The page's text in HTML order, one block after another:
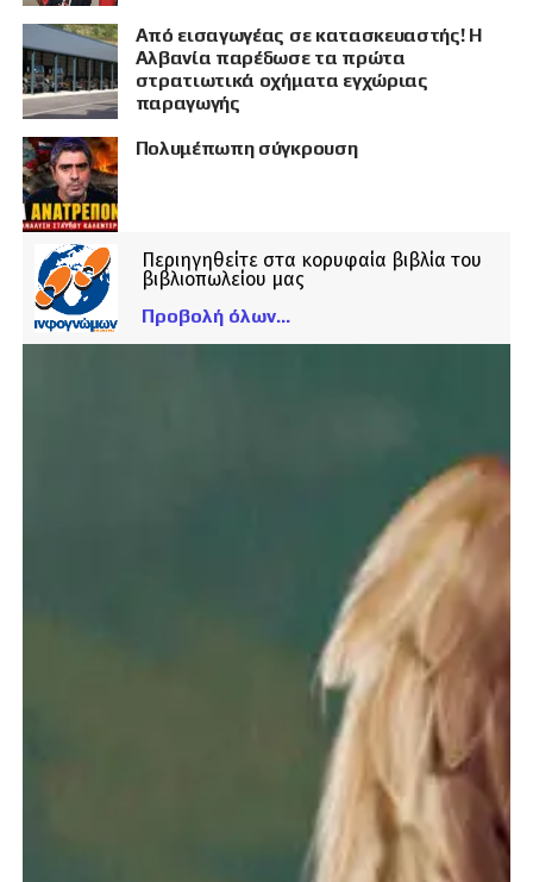
Από εισαγωγέας σε κατασκευαστής! Η
Αλβανία παρέδωσε τα πρώτα
στρατιωτικά οχήματα εγχώριας
παραγωγής
Πολυμέπωπη σύγκρουση
Περιηγηθείτε στα κορυφαία βιβλία του
βιβλιοπωλείου μας
Προβολή όλων